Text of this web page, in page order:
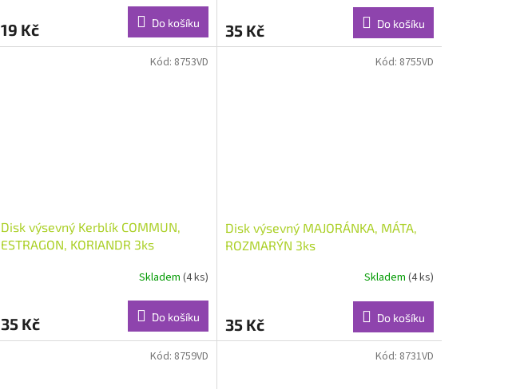
19 Kč Do košíku 35 Kč Do košíku
Disk výsevný Kerblík COMMUN,
ESTRAGON, KORIANDR 3ks
Skladem (4 ks)
35 Kč Do košíku
Kód: 8753VD
Disk výsevný MAJORÁNKA, MÁTA,
ROZMARÝN 3ks
Skladem (4 ks)
35 Kč Do košíku
Kód: 8755VD
Kód: 8759VD Kód: 8731VD